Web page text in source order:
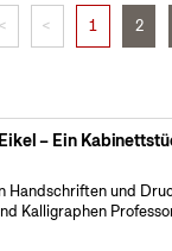
< 1 2
– Ein
Handschriften und
Kalligraphen